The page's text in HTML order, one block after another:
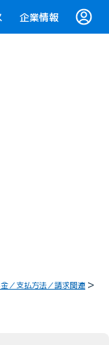
企業情報
／支払方法／請求関連